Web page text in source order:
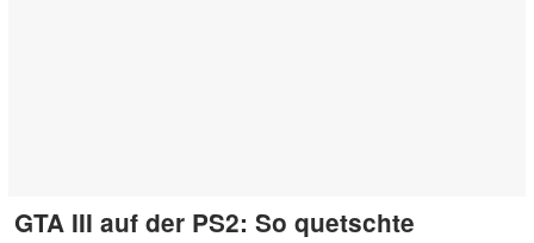
GTA III auf der PS2: So quetschte